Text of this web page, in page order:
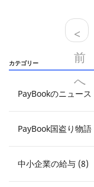
<
前
へ
カテゴリー
PayBookのニュー
PayBook国盗り物語
中小企業の給与 (8)